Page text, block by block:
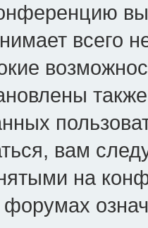
всего
вам
на
форумах